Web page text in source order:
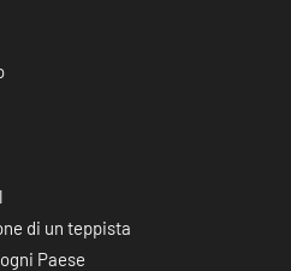
di un teppista
Paese